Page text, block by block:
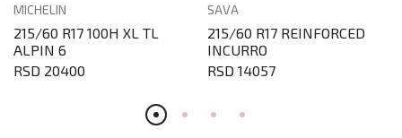
MICHELIN
215/60 R17 100H XL TL
ALPIN 6
RSD 20400
SAVA
215/60 R17 REINFORCED
INCURRO
RSD 14057